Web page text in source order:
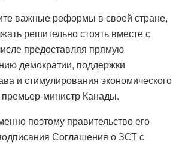
важные реформы в своей стране,
решительно стоять вместе с
предоставляя прямую
демократии, поддержки
и стимулирования экономического
премьер-министр Канады.
поэтому правительство его
Соглашения о ЗСТ с